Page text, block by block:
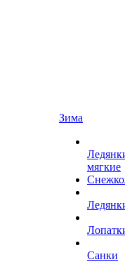
Зима
мягкие
Санки